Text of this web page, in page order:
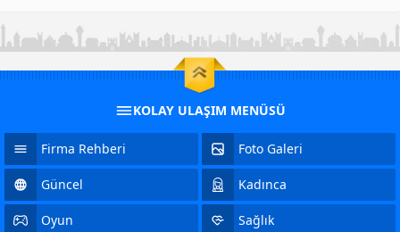
KOLAY ULAŞIM MENÜSÜ
Firma Rehberi Foto Galeri
Güncel Kadınca
Oyun Sağlık